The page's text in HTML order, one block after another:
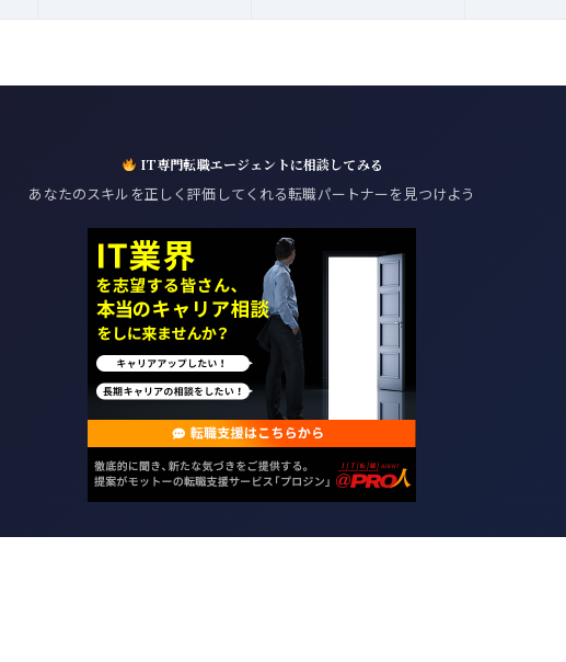
IT専門転職エージェントに相談してみる
あなたのスキルを正しく評価してくれる転職パートナーを見つけよう